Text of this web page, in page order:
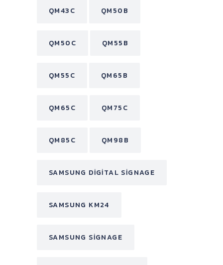
QM43C QM50B
QM50C QM55B
QM55C QM65B
QM65C QM75C
QM85C QM98B
SAMSUNG DIGITAL SIGNAGE
SAMSUNG KM24
SAMSUNG SIGNAGE